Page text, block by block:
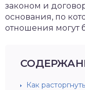
законом и
основания, по
отношения могут
Как